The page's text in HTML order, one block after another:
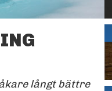
långt bättre